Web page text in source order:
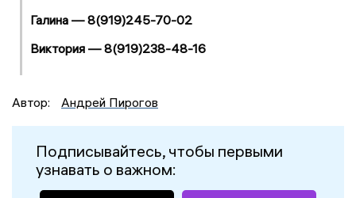
Галина — 8(919)245-70-02
Виктория — 8(919)238-48-16
Автор: Андрей Пирогов
Подписывайтесь, чтобы первыми
узнавать о важном: